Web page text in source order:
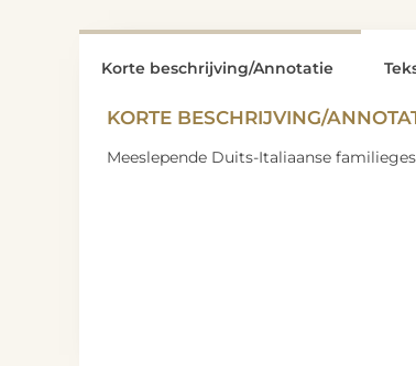
Korte beschrijving/Annotatie
KORTE BESCHRIJVING/
Meeslepende Duits-Italiaanse